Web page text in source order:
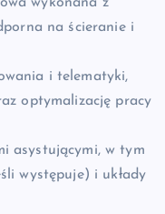
na ścieranie i
i telematyki,
optymalizację pracy
asystującymi, w tym
występuje) i układy